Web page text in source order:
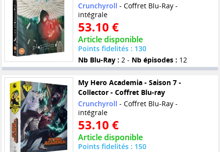
Crunchyroll - Coffret Blu-Ray -
intégrale
53.10 €
Article disponible
Points fidelités : 130
Nb Blu-Ray : 2 - Nb épisodes : 12
My Hero Academia - Saison 7 -
Collector - Coffret Blu-ray
Crunchyroll - Coffret Blu-Ray -
intégrale
53.10 €
Article disponible
Points fidelités : 150